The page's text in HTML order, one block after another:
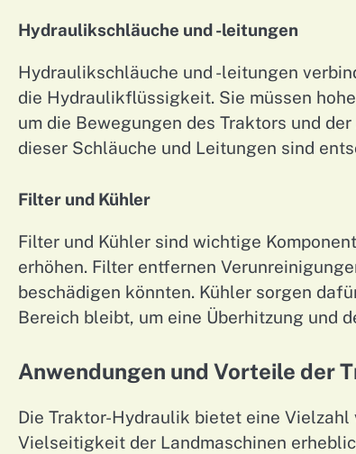
Hydraulikschläuche und -leitungen
Hydraulikschläuche und -leitungen
die Hydraulikflüssigkeit. Sie müssen
um die Bewegungen des Traktors und
dieser Schläuche und Leitungen sind
Filter und Kühler
Filter und Kühler sind wichtige
erhöhen. Filter entfernen
beschädigen könnten. Kühler sorgen
Bereich bleibt, um eine Überhitzung und
Anwendungen und Vorteile der
Die Traktor-Hydraulik bietet eine
Vielseitigkeit der Landmaschinen